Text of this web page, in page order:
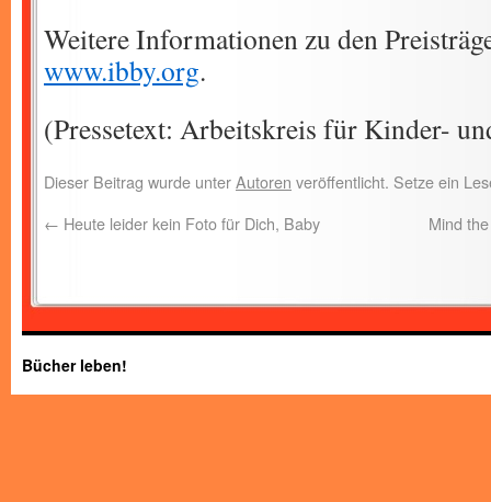
Weitere Informationen zu den
www.ibby.org.
(Pressetext: Arbeitskreis für Kinder-
Dieser Beitrag wurde unterAutoren veröffentlicht. Setze ein
← Heute leider kein Foto für Dich, Baby Mind
Bücher leben!